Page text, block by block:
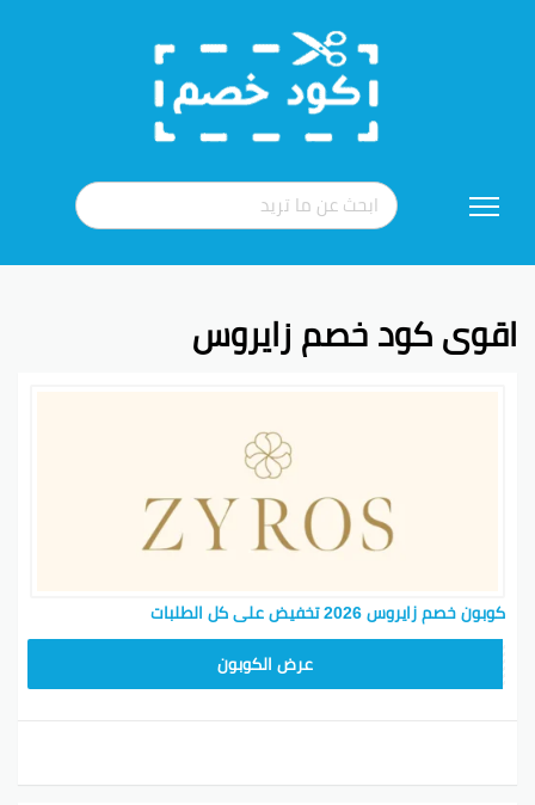
إلى
اقوى كود خصم زايروس
كوبون خصم زايروس 2026 تخفيض على كل الطلبات
عرض الكوبون